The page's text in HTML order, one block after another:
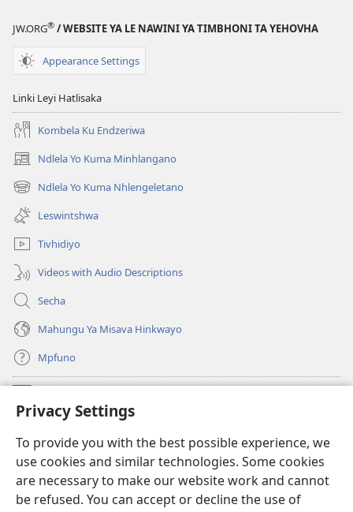
Privacy Settings
To provide you with the best possible experience, we
use cookies and similar technologies. Some cookies
are necessary to make our website work and cannot
be refused. You can accept or decline the use of
JW.ORG® / WEBSITE YA LE NAWINI YA TIMBHONI TA YEHOVHA
Appearance Settings
Linki Leyi Hatlisaka
Kombela Ku Endzeriwa
Ndlela Yo Kuma Minhlangano
(opens
new
window)
Ndlela Yo Kuma Nhlengeletano
(opens
new
window)
Leswintshwa
Tivhidiyo
Videos with Audio Descriptions
Secha
Mahungu Ya Misava Hinkwayo
Mpfuno
(opens
new
Watchtower LAYIBURARI YA LE KA WEBSITE
(opens
new
window)JW Hub
(opens
new